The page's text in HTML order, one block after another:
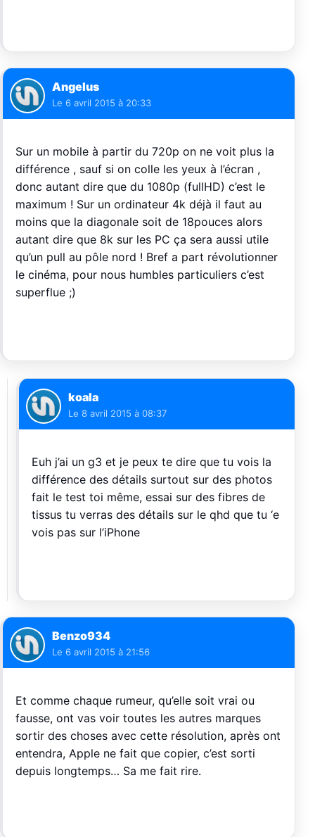
Angelus
Le 6 avril 2015 à 20:33
Sur un mobile à partir du 720p on ne voit plus la
différence , sauf si on colle les yeux à l’écran ,
donc autant dire que du 1080p (fullHD) c’est le
maximum ! Sur un ordinateur 4k déjà il faut au
moins que la diagonale soit de 18pouces alors
autant dire que 8k sur les PC ça sera aussi utile
qu’un pull au pôle nord ! Bref a part révolutionner
le cinéma, pour nous humbles particuliers c’est
superflue ;)
koala
Le 8 avril 2015 à 08:37
Euh j’ai un g3 et je peux te dire que tu vois la
différence des détails surtout sur des photos
fait le test toi même, essai sur des fibres de
tissus tu verras des détails sur le qhd que tu ‘e
vois pas sur l’iPhone
Benzo934
Le 6 avril 2015 à 21:56
Et comme chaque rumeur, qu’elle soit vrai ou
fausse, ont vas voir toutes les autres marques
sortir des choses avec cette résolution, après ont
entendra, Apple ne fait que copier, c’est sorti
depuis longtemps… Sa me fait rire.